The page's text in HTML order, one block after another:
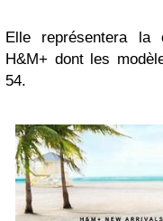
Elle représentera la
H&M+ dont les
54.